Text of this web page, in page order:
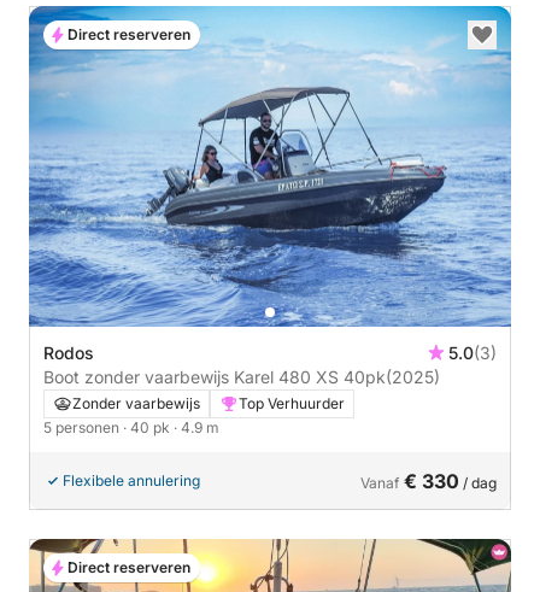
Rodos 5.0(3)
Boot zonder vaarbewijs Karel 480 XS 40pk(2025)
Zonder vaarbewijs
Top Verhuurder
5 personen · 40 pk · 4.9 m
Flexibele annulering Vanaf € 330 / dag
Direct reserveren
Direct reserveren